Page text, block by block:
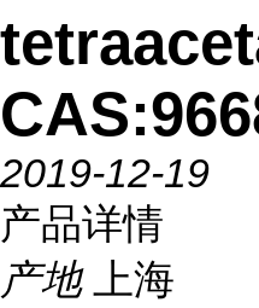
2019-12-19
产品详情
产地
上海